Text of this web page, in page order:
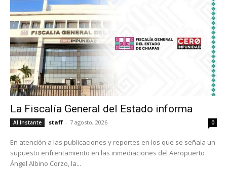
La Fiscalía General del Estado informa
Al Instante staff - 7 agosto, 2026 0
En atención a las publicaciones y reportes en los que se señala un
supuesto enfrentamiento en las inmediaciones del Aeropuerto
Ángel Albino Corzo, la...